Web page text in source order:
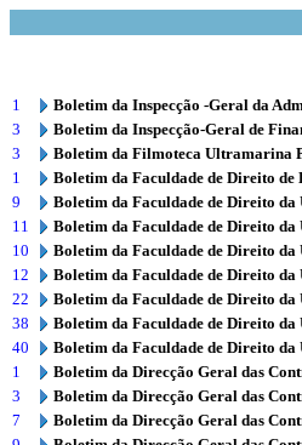
1
Boletim da Inspecção -Geral da
3
Boletim da Inspecção-Geral de
3
Boletim da Filmoteca Ultramarina
1
Boletim da Faculdade de Direito de
9
Boletim da Faculdade de Direito
11
Boletim da Faculdade de Direito
10
Boletim da Faculdade de Direito
12
Boletim da Faculdade de Direito
22
Boletim da Faculdade de Direito
38
Boletim da Faculdade de Direito
40
Boletim da Faculdade de Direito
1
Boletim da Direcção Geral das
3
Boletim da Direcção Geral das
7
Boletim da Direcção Geral das